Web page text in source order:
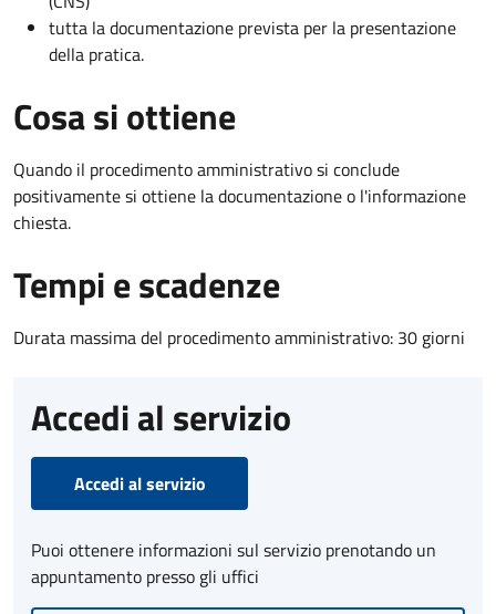
tutta la documentazione prevista per la presentazione
della pratica.
Cosa si ottiene
Quando il procedimento amministrativo si conclude
positivamente si ottiene la documentazione o l'informazione
chiesta.
Tempi e scadenze
Durata massima del procedimento amministrativo: 30 giorni
Accedi al servizio
Accedi al servizio
Puoi ottenere informazioni sul servizio prenotando un
appuntamento presso gli uffici